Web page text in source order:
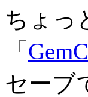
ちょっ
「
セーブ